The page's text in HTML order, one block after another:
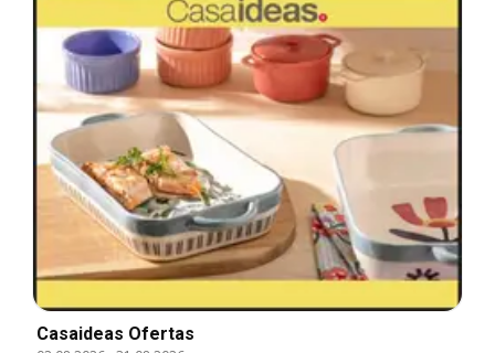
Casaideas Ofertas